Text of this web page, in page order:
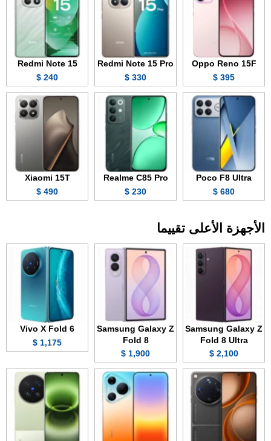
Oppo Reno 15F
395 $
Redmi Note 15 Pro
330 $
Redmi Note 15
240 $
Poco F8 Ultra
680 $
Realme C85 Pro
230 $
Xiaomi 15T
490 $
الأجهزة الأعلى تقييما
Samsung Galaxy Z
Fold 8 Ultra
2,100 $
Samsung Galaxy Z
Fold 8
1,900 $
Vivo X Fold 6
1,175 $